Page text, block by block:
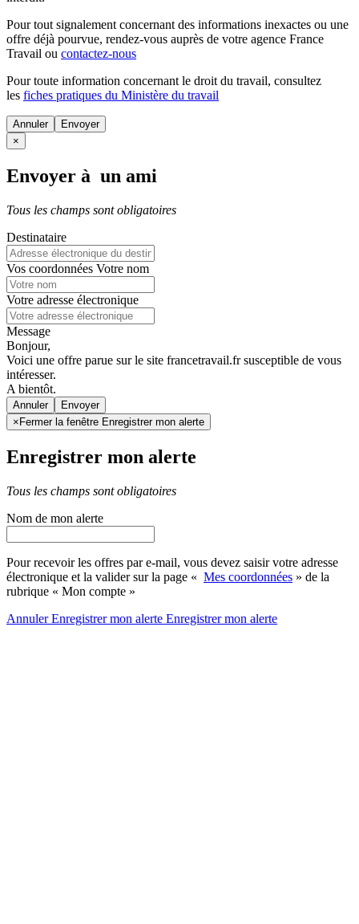
Pour tout signalement concernant des informations inexactes ou une
offre déjà pourvue, rendez-vous auprès de votre agence France
Travail ou contactez-nous
Pour toute information concernant le droit du travail, consultez
les fiches pratiques du Ministère du travail
Annuler
×
Envoyer à un ami
Tous les champs sont obligatoires
Destinataire
Vos coordonnées Votre nom
Votre adresse électronique
Message
Bonjour,
Voici une offre parue sur le site francetravail.fr susceptible de vous
intéresser.
A bientôt.
Annuler
× Fermer la fenêtre Enregistrer mon alerte
Enregistrer mon alerte
Tous les champs sont obligatoires
Nom de mon alerte
Pour recevoir les offres par e-mail, vous devez saisir votre adresse
électronique et la valider sur la page « Mes coordonnées » de la
rubrique « Mon compte »
AnnulerEnregistrer mon alerte Enregistrermon alerte